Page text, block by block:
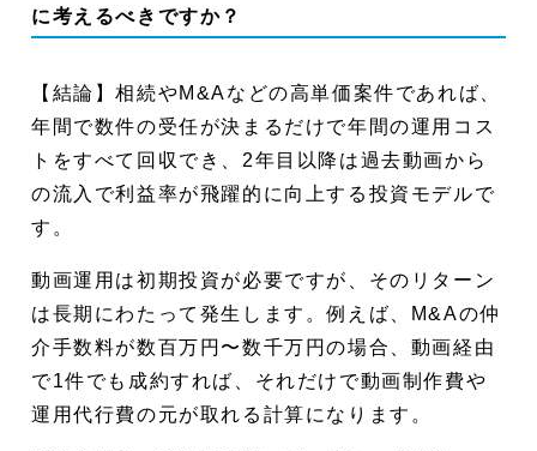
に考えるべきですか？
【結論】相続やM&Aなどの高単価案件であれば、
年間で数件の受任が決まるだけで年間の運用コス
トをすべて回収でき、2年目以降は過去動画から
の流入で利益率が飛躍的に向上する投資モデルで
す。
動画運用は初期投資が必要ですが、そのリターン
は長期にわたって発生します。例えば、M&Aの仲
介手数料が数百万円〜数千万円の場合、動画経由
で1件でも成約すれば、それだけで動画制作費や
運用代行費の元が取れる計算になります。